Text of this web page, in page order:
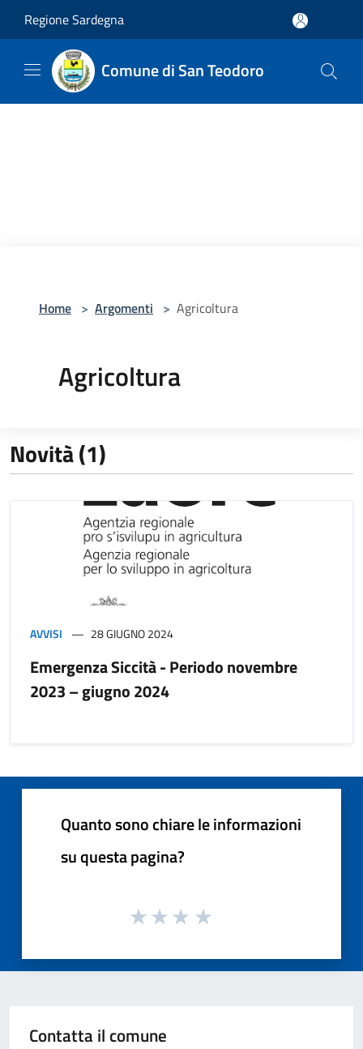
Regione Sardegna
Comune di San Teodoro
Home > Argomenti > Agricoltura
Agricoltura
Novità (1)
AVVISI 28 GIUGNO 2024
Emergenza Siccità - Periodo novembre
2023 – giugno 2024
Quanto sono chiare le informazioni
su questa pagina?
Contatta il comune